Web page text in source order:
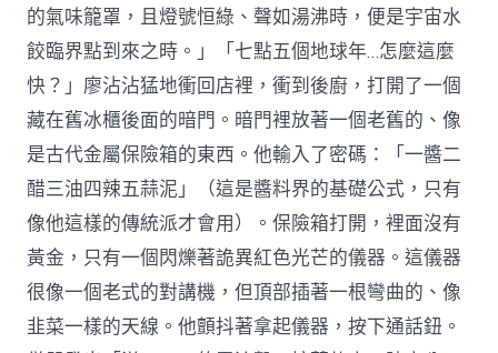
的氣味籠罩，且燈號恒綠、聲如湯沸時，便是宇宙水
餃臨界點到來之時。」「七點五個地球年…怎麼這麼
快？」廖沾沾猛地衝回店裡，衝到後廚，打開了一個
藏在舊冰櫃後面的暗門。暗門裡放著一個老舊的、像
是古代金屬保險箱的東西。他輸入了密碼：「一醬二
醋三油四辣五蒜泥」（這是醬料界的基礎公式，只有
像他這樣的傳統派才會用）。保險箱打開，裡面沒有
黃金，只有一個閃爍著詭異紅色光芒的儀器。這儀器
很像一個老式的對講機，但頂部插著一根彎曲的、像
韭菜一樣的天線。他顫抖著拿起儀器，按下通話鈕。